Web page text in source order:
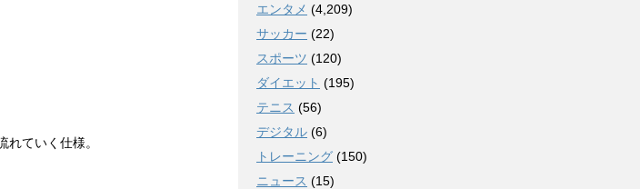
ていく仕様。
エンタメ (4,209)
サッカー (22)
スポーツ (120)
ダイエット (195)
テニス (56)
デジタル (6)
トレーニング (150)
ニュース (15)